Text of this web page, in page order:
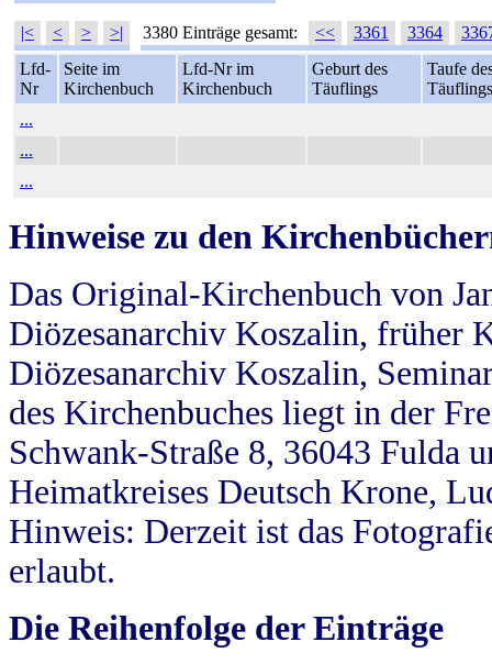
|< < > >| 3380 Einträge gesamt: << 3361 3364
Lfd-
Nr
Seite im
Kirchenbuch
Lfd-Nr im
Kirchenbuch
Geburt des
Täuflings
Taufe
Täuflings
...
...
...
Hinweise zu den
Das Original-Kirchenbuch von
Diözesanarchiv Koszalin, früher
Diözesanarchiv Koszalin,
des Kirchenbuches liegt in der
Schwank-Straße 8, 36043 Fulda
Heimatkreises Deutsch Krone,
Hinweis: Derzeit ist das
erlaubt.
Die Reihenfolge der Einträge